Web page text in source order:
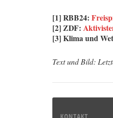
[1] RBB24:
[2]ZDF:
[3] Klima und
Text und Bild:
KONTAKT